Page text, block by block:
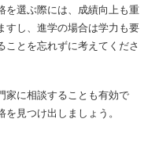
を選ぶ際には、成績向上も重
すし、進学の場合は学力も要
とを忘れずに考えてくださ
家に相談することも有効で
見つけ出しましょう。